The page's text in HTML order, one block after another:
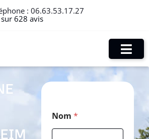
: 06.63.53.17.27
628 avis
Nom *
N